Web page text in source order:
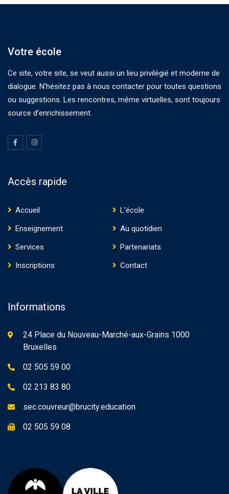
Votre école
Ce site, votre site, se veut aussi un lieu privilégié et moderne de
dialogue. N’hésitez pas à nous contacter pour toutes questions
ou suggestions. Les rencontres, même virtuelles, sont toujours
source d’enrichissement.
Accès rapide
Accueil
L’école
Enseignement
Au quotidien
Services
Partenariats
Inscriptions
Contact
Informations
24 Place du Nouveau-Marché-aux-Grains 1000
Bruxelles
02 505 59 00
02 213 83 80
sec.couvreur@brucity.education
02 505 59 08